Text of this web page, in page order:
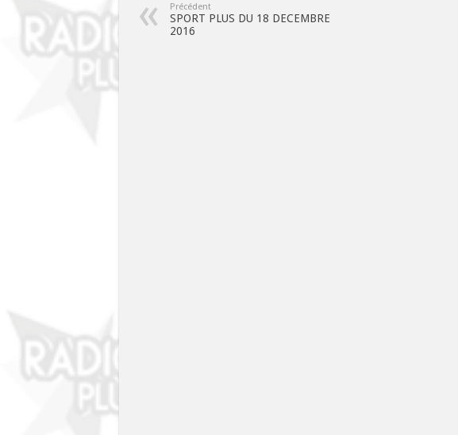
Précédent
SPORT PLUS DU 18 DECEMBRE
2016